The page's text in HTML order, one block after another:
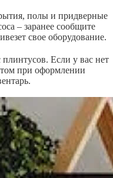
полы и придверные
– заранее сообщите
свое оборудование.
Если у вас нет
при оформлении